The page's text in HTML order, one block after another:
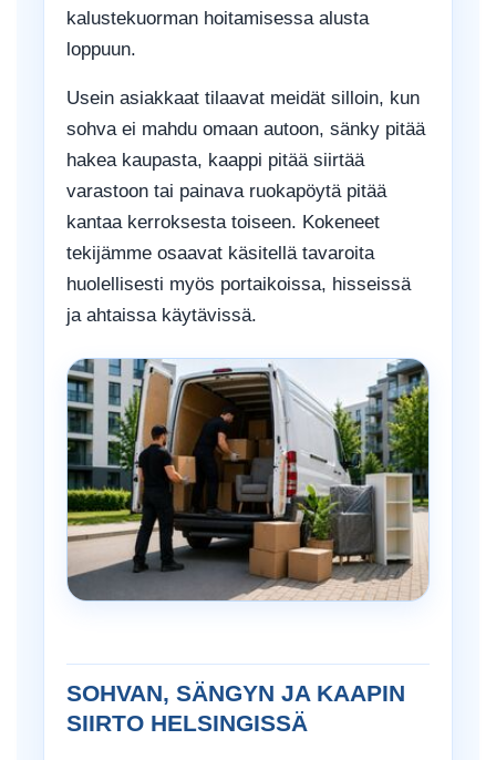
kalustekuorman hoitamisessa alusta
loppuun.
Usein asiakkaat tilaavat meidät silloin, kun
sohva ei mahdu omaan autoon, sänky pitää
hakea kaupasta, kaappi pitää siirtää
varastoon tai painava ruokapöytä pitää
kantaa kerroksesta toiseen. Kokeneet
tekijämme osaavat käsitellä tavaroita
huolellisesti myös portaikoissa, hisseissä
ja ahtaissa käytävissä.
SOHVAN, SÄNGYN JA KAAPIN
SIIRTO HELSINGISSÄ